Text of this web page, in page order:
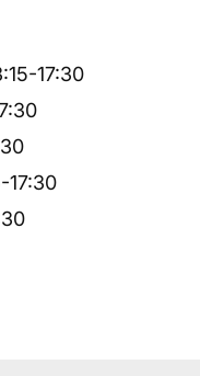
-17:30
-17:30